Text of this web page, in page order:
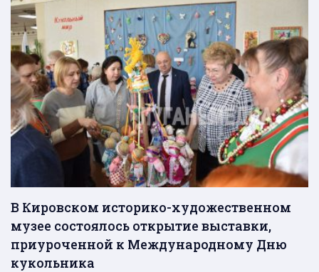
В Кировском историко-художественном
музее состоялось открытие выставки,
приуроченной к Международному Дню
кукольника